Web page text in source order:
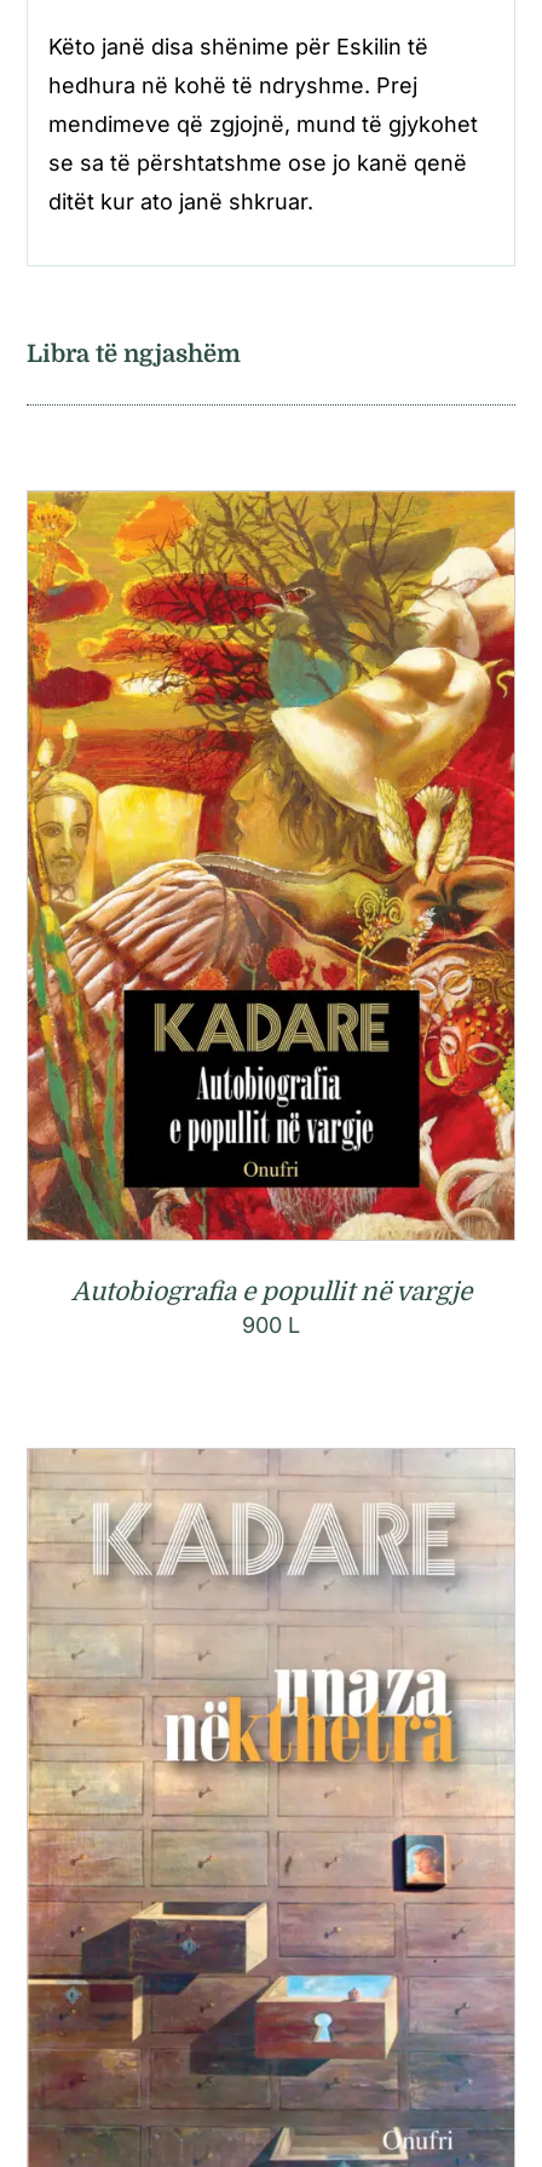
Këto janë disa shënime për Eskilin të
hedhura në kohë të ndryshme. Prej
mendimeve që zgjojnë, mund të gjykohet
se sa të përshtatshme ose jo kanë qenë
ditët kur ato janë shkruar.
Libra të ngjashëm
Autobiografia e popullit në vargje
900 L